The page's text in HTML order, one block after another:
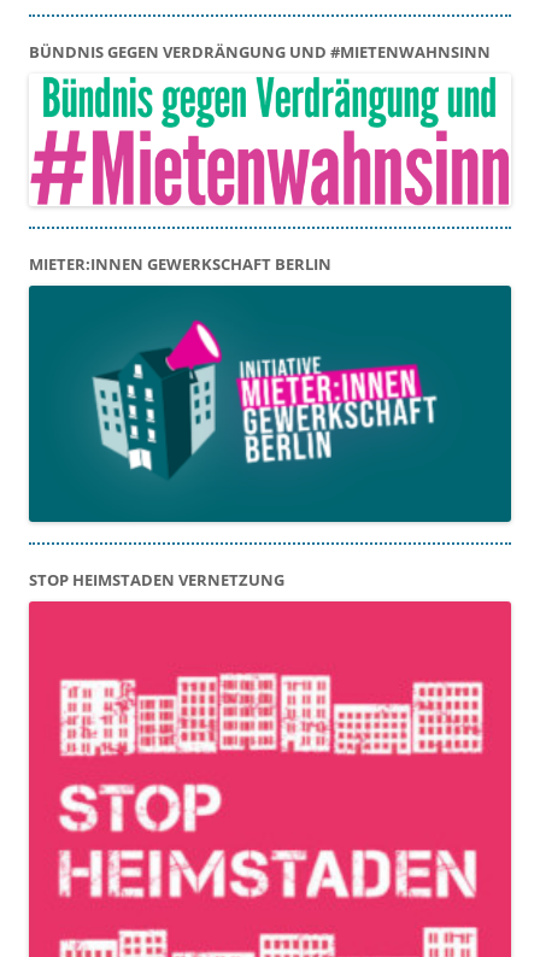
BÜNDNIS GEGEN VERDRÄNGUNG UND #MIETENWAHNSINN
MIETER:INNEN GEWERKSCHAFT BERLIN
STOP HEIMSTADEN VERNETZUNG